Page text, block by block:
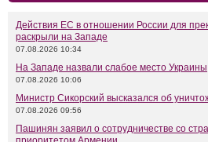
Действия ЕС в отношении России для
раскрыли на Западе
07.08.2026 10:34
На Западе назвали слабое место Украины
07.08.2026 10:06
Министр Сикорский высказался об
07.08.2026 09:56
Пашинян заявил о сотрудничестве со